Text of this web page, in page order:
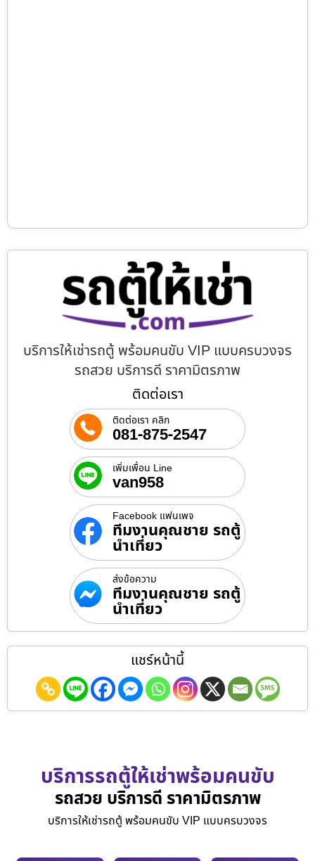
บริการให้เช่ารถตู้ พร้อมคนขับ VIP แบบครบวงจร
รถสวย บริการดี ราคามิตรภาพ
ติดต่อเรา
ติดต่อเรา คลิก
081-875-2547
เพิ่มเพื่อน Line
van958
Facebook แฟนเพจ
ทีมงานคุณชาย รถตู้
นำเที่ยว
ส่งข้อความ
ทีมงานคุณชาย รถตู้
นำเที่ยว
แชร์หน้านี้
บริการรถตู้ให้เช่าพร้อมคนขับ
รถสวย บริการดี ราคามิตรภาพ
บริการให้เช่ารถตู้ พร้อมคนขับ VIP แบบครบวงจร